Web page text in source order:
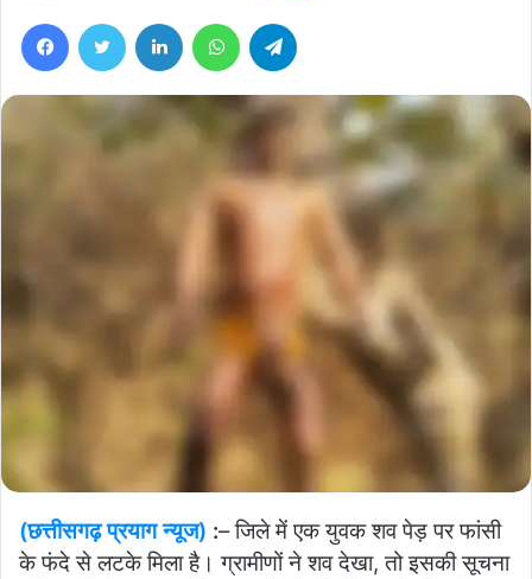
(छत्तीसगढ़ प्रयाग न्यूज) :– जिले में एक युवक शव पेड़ पर फांसी
के फंदे से लटके मिला है। ग्रामीणों ने शव देखा, तो इसकी सूचना